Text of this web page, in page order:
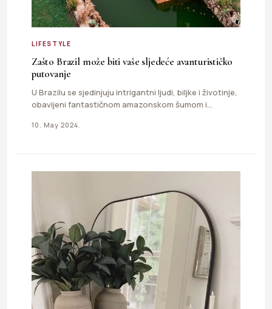
LIFESTYLE
Zašto Brazil može biti vaše sljedeće avanturističko
putovanje
U Brazilu se sjedinjuju intrigantni ljudi, biljke i životinje,
obavijeni fantastičnom amazonskom šumom i
10. May 2024.